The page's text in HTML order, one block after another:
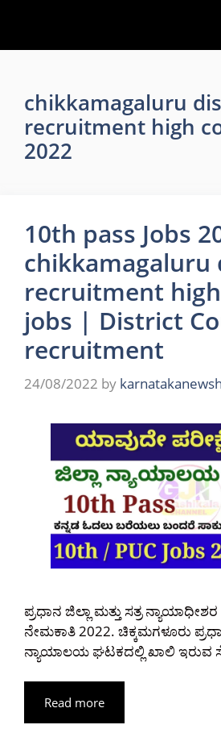
chikkamagaluru
recruitment high
2022
10th pass Jobs
chikkamagaluru
recruitment
jobs | District
recruitment
24/08/2022 by
ಪ್ರಧಾನ ಜಿಲ್ಲಾ ಮತ್ತು ಸತ್ರ
ನೇಮಕಾತಿ 2022. ಚಿಕ್ಕಮಗಳೂರು
ನ್ಯಾಯಾಲಯ ಘಟಕದಲ್ಲಿ ಖಾಲಿ ಇರುವ
Read more